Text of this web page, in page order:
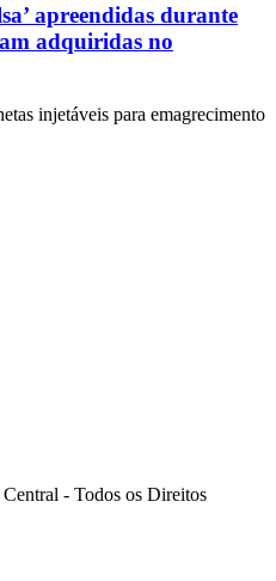
apreendidas durante
adquiridas no
injetáveis para emagrecimento
- Todos os Direitos